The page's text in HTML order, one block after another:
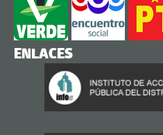
ENLACES